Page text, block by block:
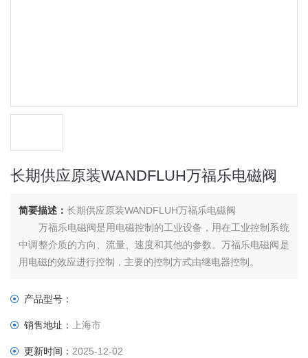
长期供应原装WANDFLUH万福乐电磁阀
简要描述：长期供应原装WANDFLUH万福乐电磁阀
万福乐电磁阀是用电磁控制的工业设备，用在工业控制系统
中调整介质的方向、流量、速度和其他的参数。万福乐电磁阀是
用电磁的效应进行控制，主要的控制方式由继电器控制。
产品型号：
销售地址：上海市
更新时间：2025-12-02